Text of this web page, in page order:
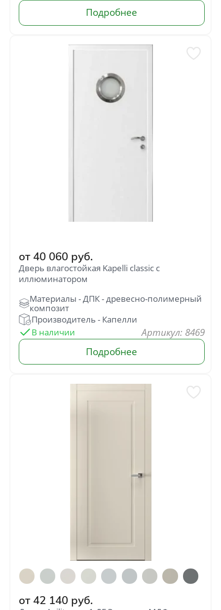
от 40 060 руб.
Дверь влагостойкая Kapelli classic с
иллюминатором
: 8469
от 42 140 руб.